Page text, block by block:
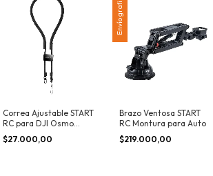
Correa Ajustable START
RC para DJI Osmo
Pocket 4/3
$27.000,00
Envío gratis
Brazo Ventosa START
RC Montura para Auto
$219.000,00